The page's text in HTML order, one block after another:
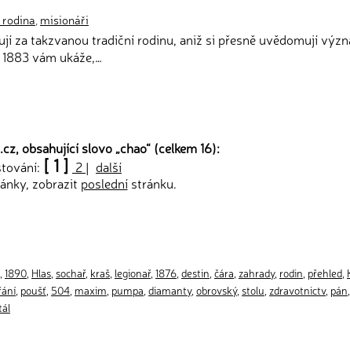
, misionáři
za takzvanou tradiční rodinu, aniž si přesně uvědomují
vám ukáže,…
obsahující slovo „chao“ (celkem 16):
[ 1 ] 2 | další
zobrazit poslednístránku.
1890 Hlas sochař, kraš legionař, 1876 destin čára zahrady, rodin přehled
poušť 504 maxim pumpa diamanty, obrovský, stolu zdravotnictv, pán